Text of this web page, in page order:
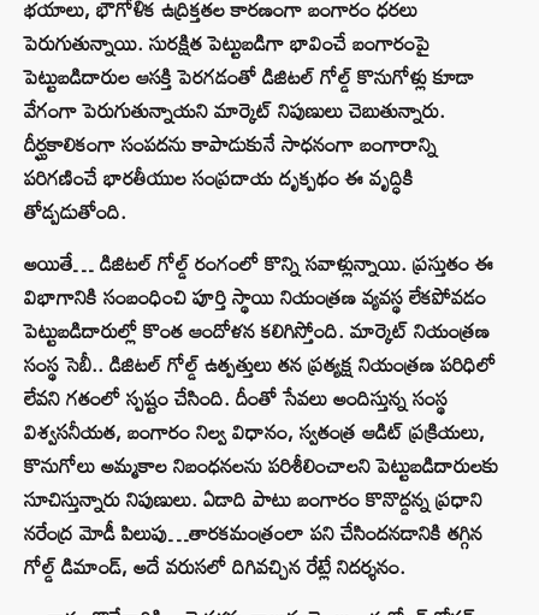
భయాలు, భౌగోళిక ఉద్రిక్తతల కారణంగా బంగారం ధరలు
పెరుగుతున్నాయి. సురక్షిత పెట్టుబడిగా భావించే బంగారంపై
పెట్టుబడిదారుల ఆసక్తి పెరగడంతో డిజిటల్ గోల్డ్ కొనుగోళ్లు కూడా
వేగంగా పెరుగుతున్నాయని మార్కెట్ నిపుణులు చెబుతున్నారు.
దీర్ఘకాలికంగా సంపదను కాపాడుకునే సాధనంగా బంగారాన్ని
పరిగణించే భారతీయుల సంప్రదాయ దృక్పథం ఈ వృద్ధికి
తోడ్పడుతోంది.
అయితే… డిజిటల్ గోల్డ్ రంగంలో కొన్ని సవాళ్లున్నాయి. ప్రస్తుతం ఈ
విభాగానికి సంబంధించి పూర్తి స్థాయి నియంత్రణ వ్యవస్థ లేకపోవడం
పెట్టుబడిదారుల్లో కొంత ఆందోళన కలిగిస్తోంది. మార్కెట్ నియంత్రణ
సంస్థ సెబీ.. డిజిటల్ గోల్డ్ ఉత్పత్తులు తన ప్రత్యక్ష నియంత్రణ పరిధిలో
లేవని గతంలో స్పష్టం చేసింది. దీంతో సేవలు అందిస్తున్న సంస్థ
విశ్వసనీయత, బంగారం నిల్వ విధానం, స్వతంత్ర ఆడిట్ ప్రక్రియలు,
కొనుగోలు అమ్మకాల నిబంధనలను పరిశీలించాలని పెట్టుబడిదారులకు
సూచిస్తున్నారు నిపుణులు. ఏడాది పాటు బంగారం కొనొద్దన్న ప్రధాని
నరేంద్ర మోడీ పిలుపు…తారకమంత్రంలా పని చేసిందనడానికి తగ్గిన
గోల్డ్ డిమాండ్, అదే వరుసలో దిగివచ్చిన రేట్లే నిదర్శనం.